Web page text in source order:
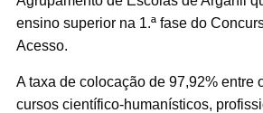
ensino superior na 1.ª fase do
Acesso.
A taxa de colocação de 97,92% entre
cursos científico-humanísticos,